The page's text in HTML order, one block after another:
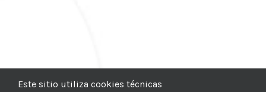
Este sitio utiliza cookies técnicas